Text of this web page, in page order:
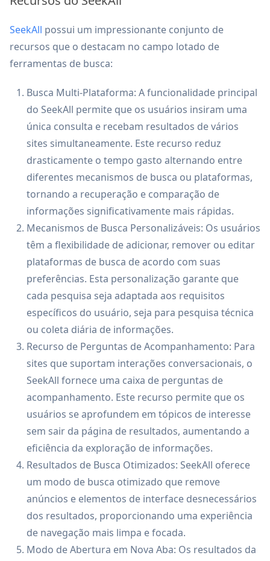
SeekAll possui um impressionante conjunto de
recursos que o destacam no campo lotado de
ferramentas de busca:
Busca Multi-Plataforma: A funcionalidade principal
do SeekAll permite que os usuários insiram uma
única consulta e recebam resultados de vários
sites simultaneamente. Este recurso reduz
drasticamente o tempo gasto alternando entre
diferentes mecanismos de busca ou plataformas,
tornando a recuperação e comparação de
informações significativamente mais rápidas.
Mecanismos de Busca Personalizáveis: Os usuários
têm a flexibilidade de adicionar, remover ou editar
plataformas de busca de acordo com suas
preferências. Esta personalização garante que
cada pesquisa seja adaptada aos requisitos
específicos do usuário, seja para pesquisa técnica
ou coleta diária de informações.
Recurso de Perguntas de Acompanhamento: Para
sites que suportam interações conversacionais, o
SeekAll fornece uma caixa de perguntas de
acompanhamento. Este recurso permite que os
usuários se aprofundem em tópicos de interesse
sem sair da página de resultados, aumentando a
eficiência da exploração de informações.
Resultados de Busca Otimizados: SeekAll oferece
um modo de busca otimizado que remove
anúncios e elementos de interface desnecessários
dos resultados, proporcionando uma experiência
de navegação mais limpa e focada.
Modo de Abertura em Nova Aba: Os resultados da